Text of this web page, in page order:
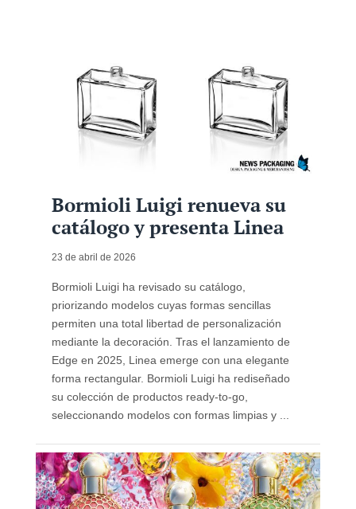
Bormioli Luigi renueva su
catálogo y presenta Linea
23 de abril de 2026
Bormioli Luigi ha revisado su catálogo,
priorizando modelos cuyas formas sencillas
permiten una total libertad de personalización
mediante la decoración. Tras el lanzamiento de
Edge en 2025, Linea emerge con una elegante
forma rectangular. Bormioli Luigi ha rediseñado
su colección de productos ready-to-go,
seleccionando modelos con formas limpias y ...